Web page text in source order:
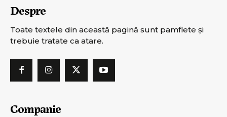
Despre
Toate textele din această pagină sunt pamflete şi
trebuie tratate ca atare.
Companie